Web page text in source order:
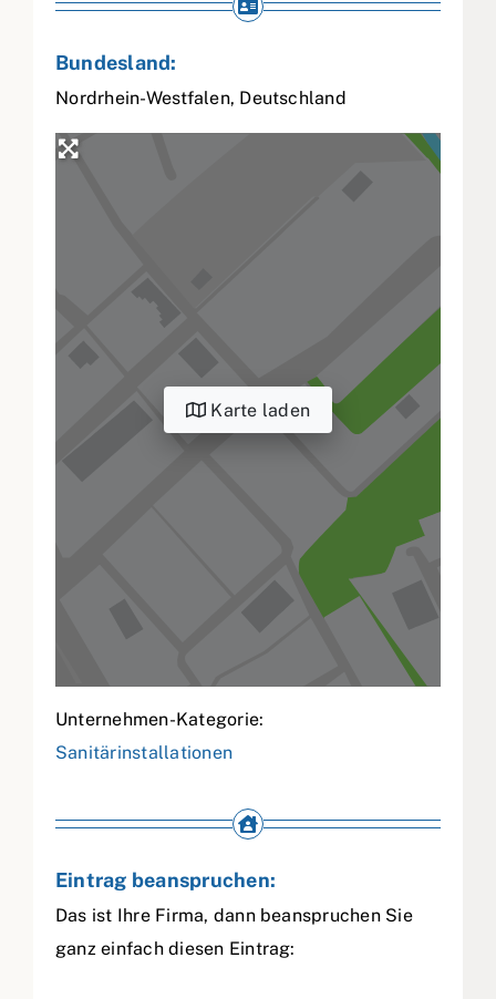
Bundesland:
Nordrhein-Westfalen, Deutschland
Karte laden
Unternehmen-Kategorie:
Sanitärinstallationen
Eintrag beanspruchen:
Das ist Ihre Firma, dann beanspruchen Sie
ganz einfach diesen Eintrag: